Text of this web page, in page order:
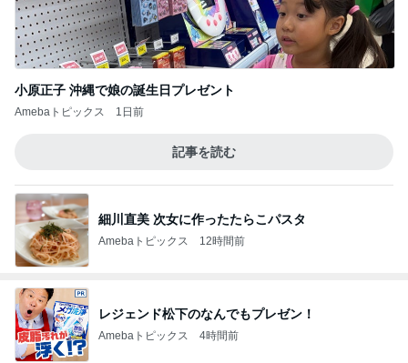
小原正子 沖縄で娘の誕生日プレゼント
Amebaトピックス 1日前
記事を読む
細川直美 次女に作ったたらこパスタ
Amebaトピックス 12時間前
レジェンド松下のなんでもプレゼン！
Amebaトピックス 4時間前